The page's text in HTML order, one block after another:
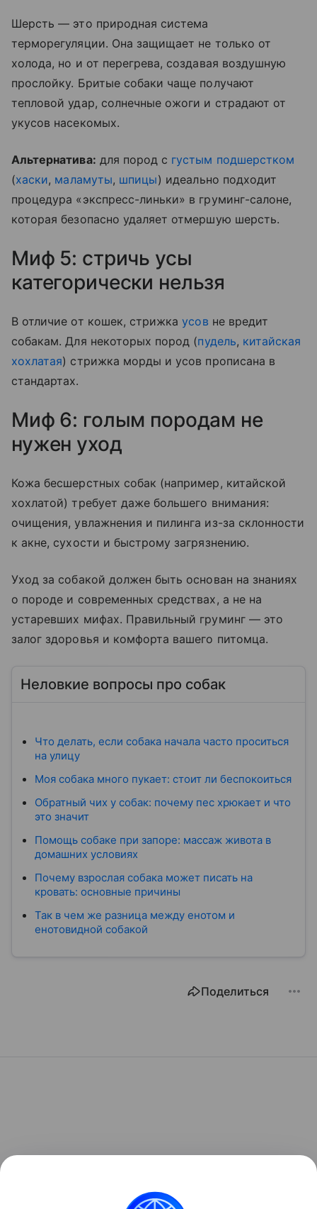
Шерсть — это природная система
терморегуляции. Она защищает не только от
холода, но и от перегрева, создавая воздушную
прослойку. Бритые собаки чаще получают
тепловой удар, солнечные ожоги и страдают от
укусов насекомых.
Альтернатива: для пород с густым подшерстком
(хаски, маламуты, шпицы) идеально подходит
процедура «экспресс-линьки» в груминг-салоне,
которая безопасно удаляет отмершую шерсть.
Миф 5: стричь усы
категорически нельзя
В отличие от кошек, стрижкаусов не вредит
собакам. Для некоторых пород (пудель, китайская
хохлатая) стрижка морды и усов прописана в
стандартах.
Миф 6: голым породам не
нужен уход
Кожа бесшерстных собак (например, китайской
хохлатой) требует даже большего внимания:
очищения, увлажнения и пилинга из-за склонности
к акне, сухости и быстрому загрязнению.
Уход за собакой должен быть основан на знаниях
о породе и современных средствах, а не на
устаревших мифах. Правильный груминг — это
залог здоровья и комфорта вашего питомца.
Неловкие вопросы про собак
Что делать, если собака начала часто проситься
на улицу
Моя собака много пукает: стоит ли беспокоиться
Обратный чих у собак: почему пес хрюкает и что
это значит
Помощь собаке при запоре: массаж живота в
домашних условиях
Почему взрослая собака может писать на
кровать: основные причины
Так в чем же разница между енотом и
енотовидной собакой
Поделиться